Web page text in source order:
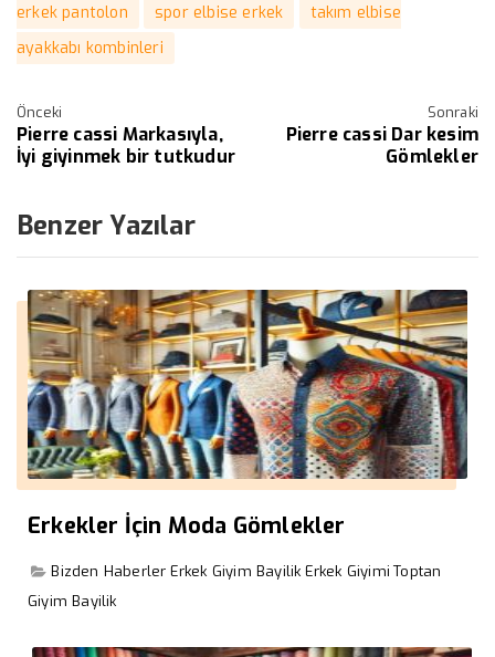
erkek pantolon
spor elbise erkek
takım elbise
ayakkabı kombinleri
Önceki
Pierre cassi Markasıyla,
İyi giyinmek bir tutkudur
Sonraki
Pierre cassi Dar kesim
Gömlekler
Benzer Yazılar
Erkekler İçin Moda Gömlekler
Bizden Haberler Erkek Giyim Bayilik Erkek Giyimi Toptan
Giyim Bayilik